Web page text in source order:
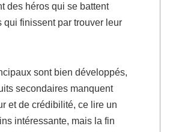
des héros qui se battent
qui finissent par trouver leur
sont bien développés,
secondaires manquent
et de crédibilité, ce lire un
intéressante, mais la fin